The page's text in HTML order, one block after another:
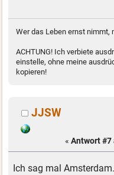
Wer das Leben ernst nimmt,
ACHTUNG! Ich verbiete
einstelle, ohne meine
kopieren!
JJSW
« Antwort #7
Ich sag mal Amsterdam.